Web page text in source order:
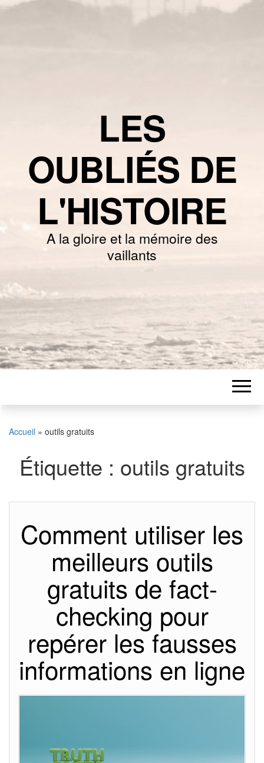
LES
OUBLIÉS DE
L'HISTOIRE
A la gloire et la mémoire des
vaillants
Accueil » outils gratuits
Étiquette : outils gratuits
Comment utiliser les
meilleurs outils
gratuits de fact-
checking pour
repérer les fausses
informations en ligne